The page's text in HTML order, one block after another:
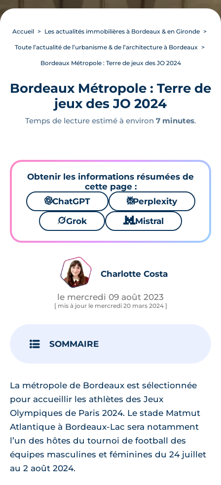
Accueil Les actualités immobilières à Bordeaux & en Gironde
Toute l’actualité de l’urbanisme & de l’architecture à Bordeaux
Bordeaux Métropole : Terre de jeux des JO 2024
Bordeaux Métropole : Terre de
jeux des JO 2024
Temps de lecture estimé à environ 7 minutes.
Obtenir les informations résumées de
cette page :
🌌ChatGPT ⚙Perplexity
🪐Grok 🐱 Mistral
Charlotte Costa
le mercredi 09 août 2023
[ mis à jour le mercredi 20 mars 2024 ]
SOMMAIRE
La métropole de Bordeaux est sélectionnée
pour accueillir les athlètes des Jeux
Olympiques de Paris 2024. Le stade Matmut
Atlantique à Bordeaux-Lac sera notamment
l’un des hôtes du tournoi de football des
équipes masculines et féminines du 24 juillet
au 2 août 2024.